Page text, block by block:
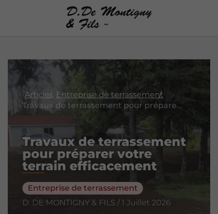
Articles Entreprise de terrassement
Travaux de terrassement pour préparer votre terrain efficacement
Travaux de terrassement
pour préparer votre
terrain efficacement
Entreprise de terrassement
D. DE MONTIGNY & FILS / 1 Juillet 2026